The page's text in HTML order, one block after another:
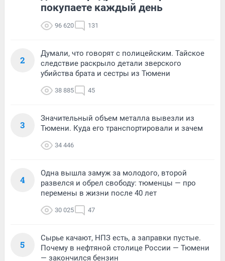
покупаете каждый день
96 620 131
2
Думали, что говорят с полицейским. Тайское
следствие раскрыло детали зверского
убийства брата и сестры из Тюмени
38 885 45
3
Значительный объем металла вывезли из
Тюмени. Куда его транспортировали и зачем
34 446
4
Одна вышла замуж за молодого, второй
развелся и обрел свободу: тюменцы — про
перемены в жизни после 40 лет
30 025 47
5
Сырье качают, НПЗ есть, а заправки пустые.
Почему в нефтяной столице России — Тюмени
— закончился бензин